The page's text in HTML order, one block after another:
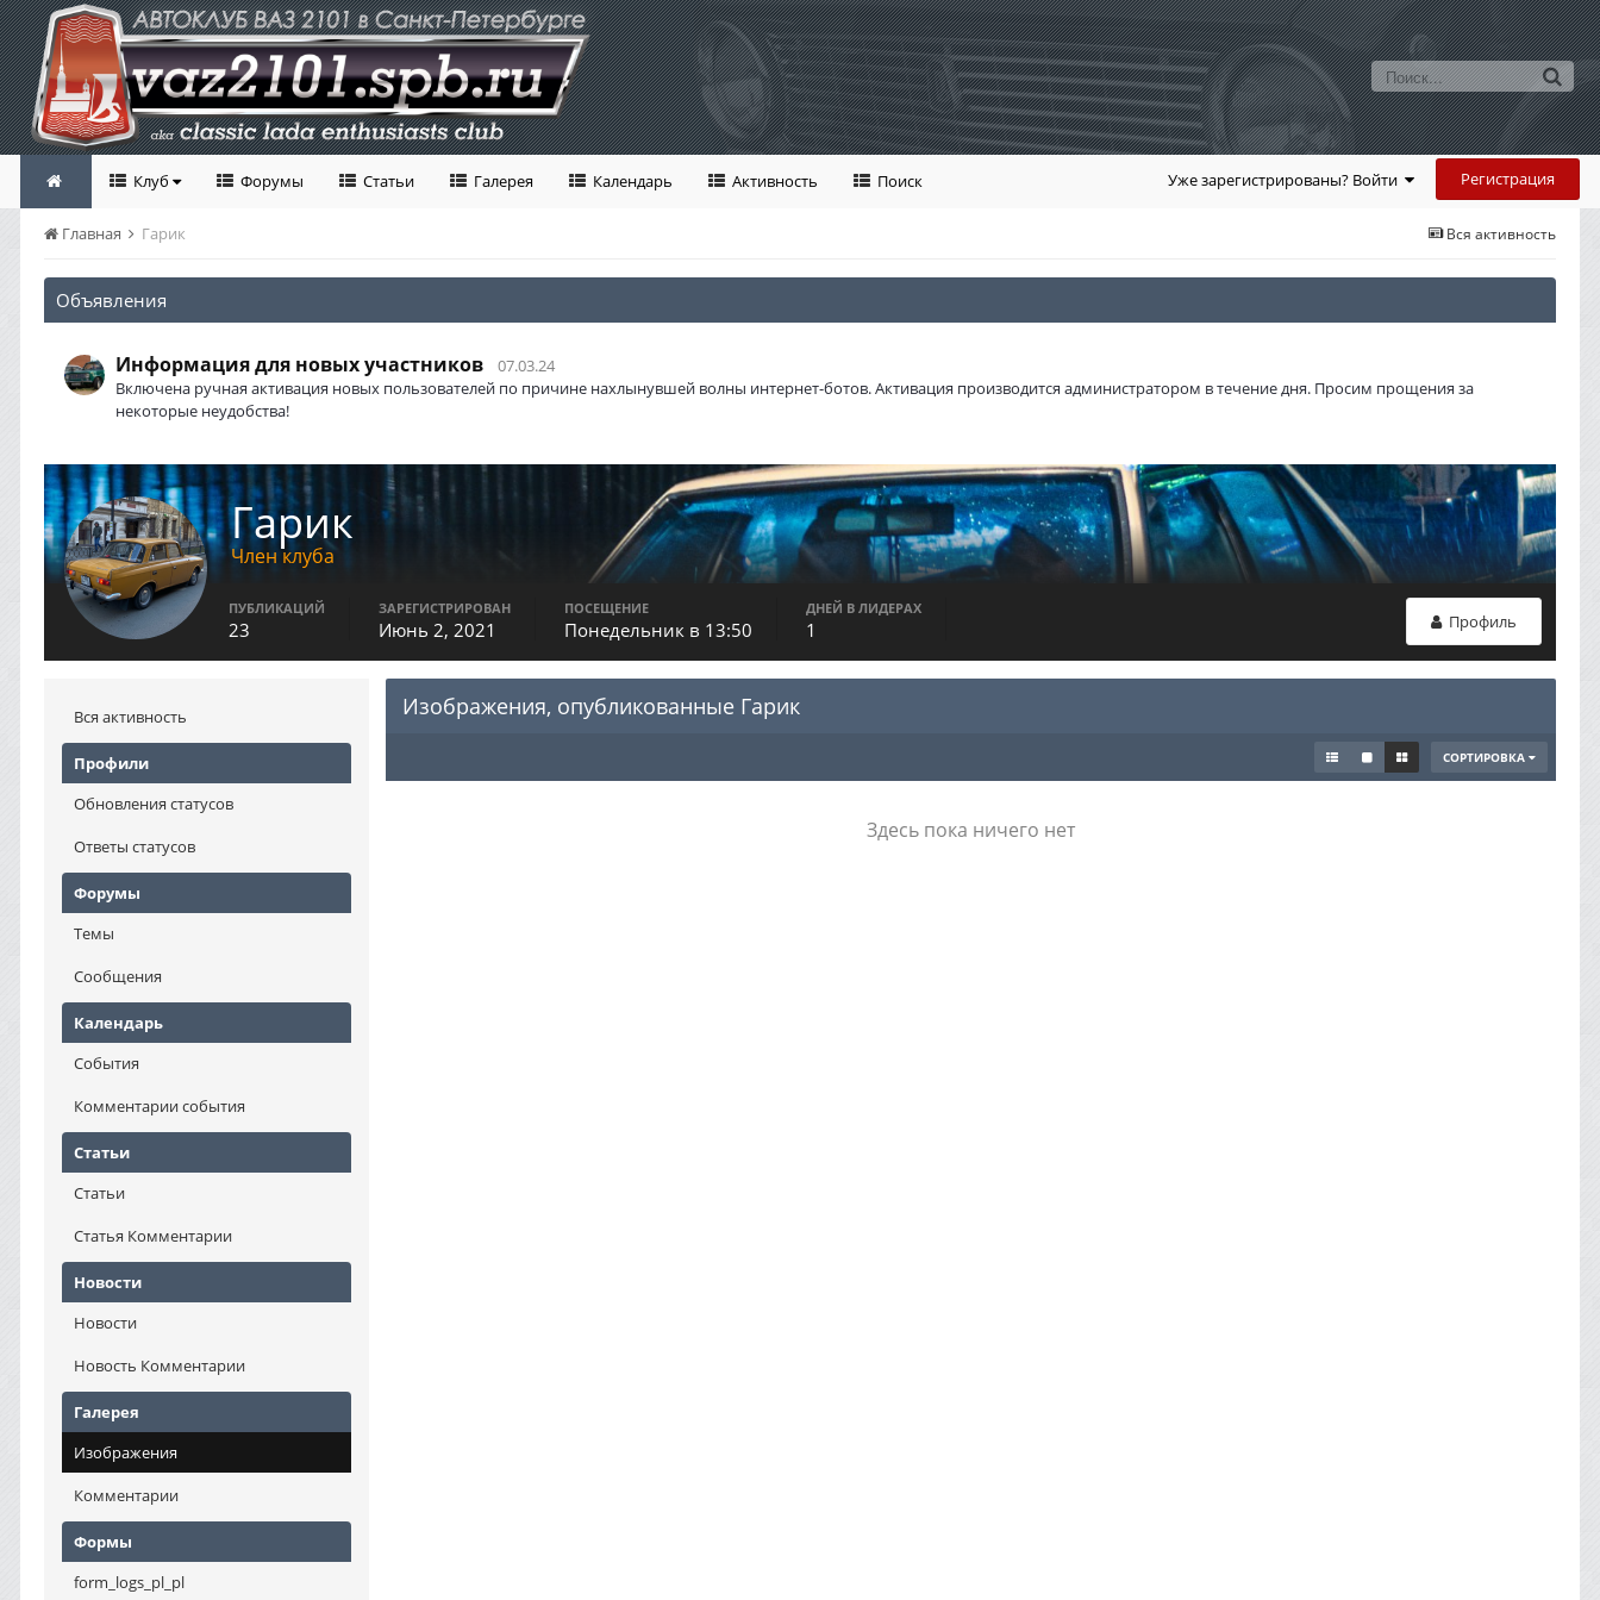
Уже зарегистрированы? Войти Регистрация
Клуб Форумы Статьи Галерея Календарь Активность Поиск
Вся активность
Главная Гарик
Объявления
Информация для новых участников
07.03.24
Включена ручная активация новых пользователей по причине нахлынувшей волны интернет-ботов. Активация производится администратором в течение дня. Просим прощения за
некоторые неудобства!
Гарик
Член клуба
Профиль
ПУБЛИКАЦИЙ
23
ЗАРЕГИСТРИРОВАН
Июнь 2, 2021
ПОСЕЩЕНИЕ
Понедельник в 13:50
ДНЕЙ В ЛИДЕРАХ
1
Вся активность
Профили
Обновления статусов
Ответы статусов
Форумы
Темы
Сообщения
Календарь
События
Комментарии события
Статьи
Статьи
Статья Комментарии
Новости
Новости
Новость Комментарии
Галерея
Изображения
Комментарии
Формы
form_logs_pl_pl
Изображения, опубликованные Гарик
СОРТИРОВКА
Здесь пока ничего нет